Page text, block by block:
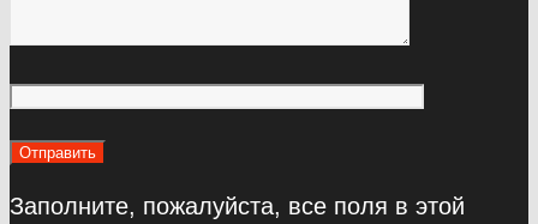
Заполните, пожалуйста, все поля в этой